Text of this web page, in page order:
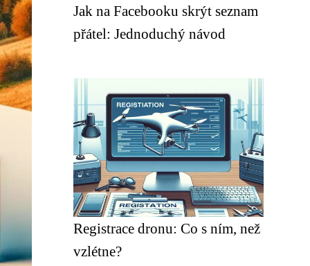
Jak na Facebooku skrýt seznam
přátel: Jednoduchý návod
Registrace dronu: Co s ním, než
vzlétne?